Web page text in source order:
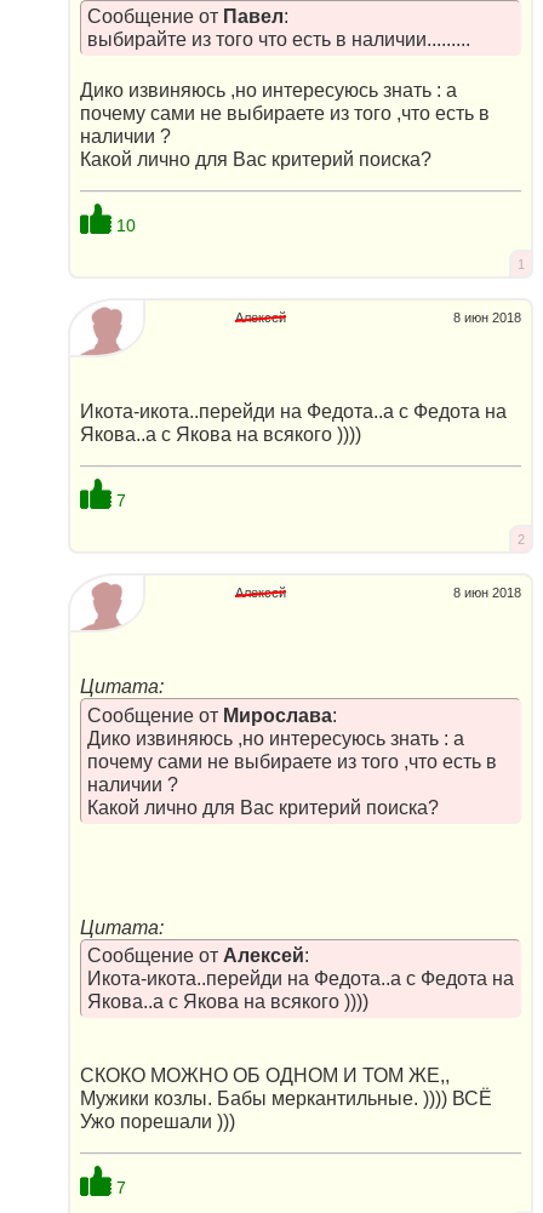
Сообщение от Павел:
выбирайте из того что есть в наличии.........
Дико извиняюсь ,но интересуюсь знать : а
почему сами не выбираете из того ,что есть в
наличии ?
Какой лично для Вас критерий поиска?
10
1
8 июн 2018
Алексей
Икота-икота..перейди на Федота..а с Федота на
Якова..а с Якова на всякого ))))
7
2
8 июн 2018
Алексей
Цитата:
Сообщение от Мирослава:
Дико извиняюсь ,но интересуюсь знать : а
почему сами не выбираете из того ,что есть в
наличии ?
Какой лично для Вас критерий поиска?
Цитата:
Сообщение от Алексей:
Икота-икота..перейди на Федота..а с Федота на
Якова..а с Якова на всякого ))))
СКОКО МОЖНО ОБ ОДНОМ И ТОМ ЖЕ,,
Мужики козлы. Бабы меркантильные. )))) ВСЁ
Ужо порешали )))
7